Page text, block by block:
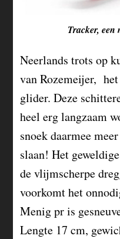
Tracker, een
Neerlands trots op
van Rozemeijer,
glider. Deze
heel erg langzaam
snoek daarmee
slaan! Het
de vlijmscherpe
voorkomt het
Menig pr is
Lengte 17 cm,